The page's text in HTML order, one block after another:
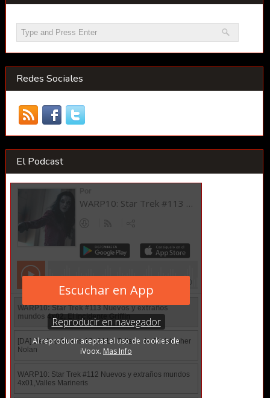
Redes Sociales
El Podcast